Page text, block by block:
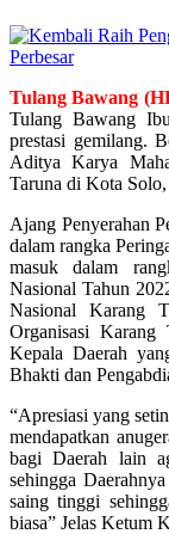
Perbesar
Tulang Bawang
Tulang Bawang
prestasi gemilang.
Aditya Karya
Taruna di Kota
Ajang Penyerahan
dalam rangka
masuk dalam
Nasional Tahun
Nasional Karang
Organisasi Karang
Kepala Daerah
Bhakti dan
“Apresiasi yang
mendapatkan
bagi Daerah lain
sehingga
saing tinggi
biasa” Jelas Ketum